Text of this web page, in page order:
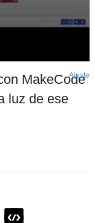
MakeCode
luz de ese
Ajuste